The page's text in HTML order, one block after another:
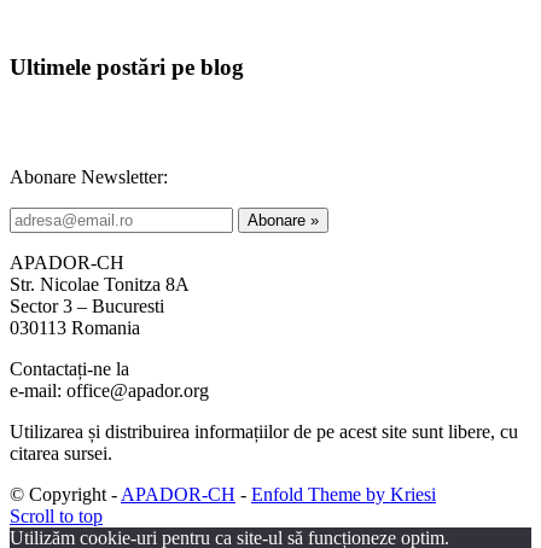
Ultimele postări pe blog
Abonare Newsletter:
APADOR-CH
Str. Nicolae Tonitza 8A
Sector 3 – Bucuresti
030113 Romania
Contactați-ne la
e-mail: office@apador.org
Utilizarea și distribuirea informațiilor de pe acest site sunt libere, cu
citarea sursei.
© Copyright - APADOR-CH - Enfold Theme by Kriesi
Scroll to top
Utilizăm cookie-uri pentru ca site-ul să funcționeze optim.